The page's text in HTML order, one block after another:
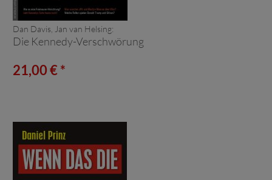
Dan Davis, Jan van Helsing:
Die Kennedy-Verschwörung
21,00 € *